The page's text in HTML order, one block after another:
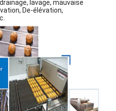
lavage, mauvaise
De-élévation,